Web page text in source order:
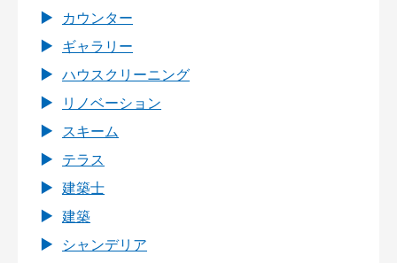
カウンター
ギャラリー
ハウスクリーニング
リノベーション
スキーム
テラス
建築士
建築
シャンデリア